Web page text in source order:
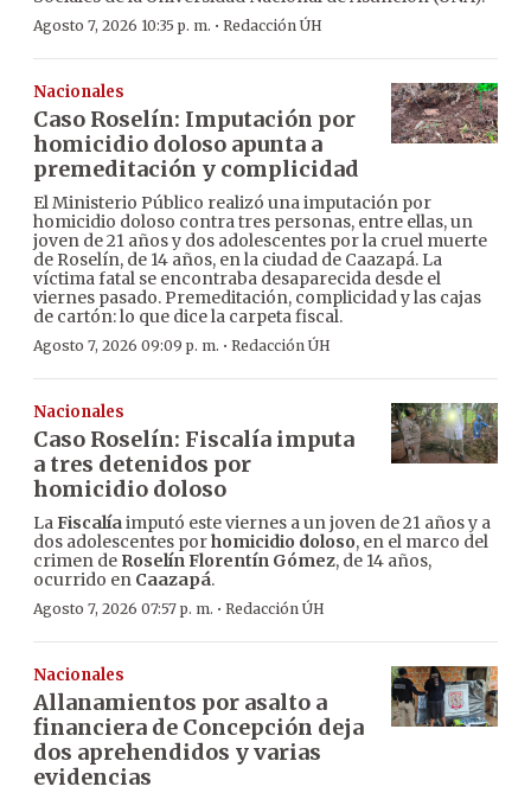
Agosto 7, 2026 10:35 p. m. · Redacción ÚH
Nacionales
Caso Roselín: Imputación por
homicidio doloso apunta a
premeditación y complicidad
El Ministerio Público realizó una imputación por
homicidio doloso contra tres personas, entre ellas, un
joven de 21 años y dos adolescentes por la cruel muerte
de Roselín, de 14 años, en la ciudad de Caazapá. La
víctima fatal se encontraba desaparecida desde el
viernes pasado. Premeditación, complicidad y las cajas
de cartón: lo que dice la carpeta fiscal.
Agosto 7, 2026 09:09 p. m. · Redacción ÚH
Nacionales
Caso Roselín: Fiscalía imputa
a tres detenidos por
homicidio doloso
LaFiscalíaimputó este viernes a un joven de 21 años y a
dos adolescentes porhomicidio doloso, en el marco del
crimen de Roselín Florentín Gómez, de 14 años,
ocurrido en Caazapá.
Agosto 7, 2026 07:57 p. m. · Redacción ÚH
Nacionales
Allanamientos por asalto a
financiera de Concepción deja
dos aprehendidos y varias
evidencias